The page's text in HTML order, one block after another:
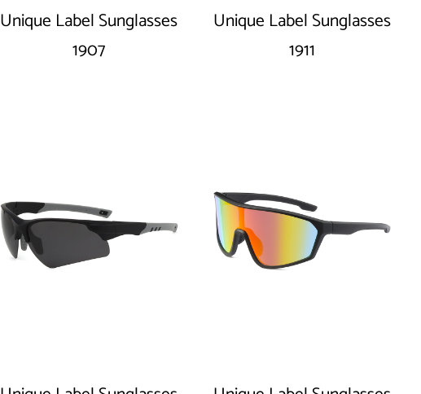
Unique Label Sunglasses
1907
Unique Label Sunglasses
1911